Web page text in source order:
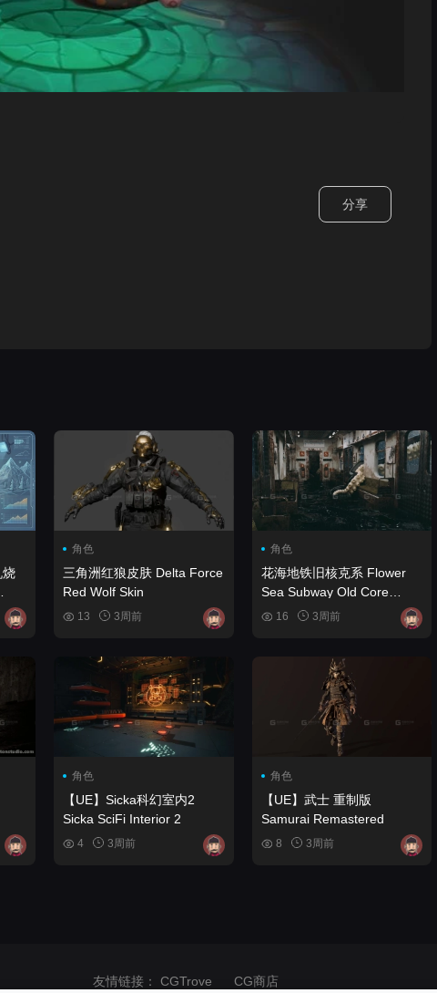
分享
烧
角色
三角洲红狼皮肤 Delta Force
Red Wolf Skin
13 3周前
角色
花海地铁旧核克系 Flower
Sea Subway Old Core
Creepy
16 3周前
角色
【UE】Sicka科幻室内2
Sicka SciFi Interior 2
4 3周前
角色
【UE】武士 重制版
Samurai Remastered
8 3周前
友情链接： CGTrove CG商店